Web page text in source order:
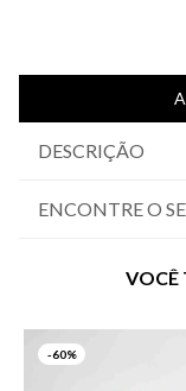
DESCRIÇÃO
ENCONTRE O
VOCÊ
-60%